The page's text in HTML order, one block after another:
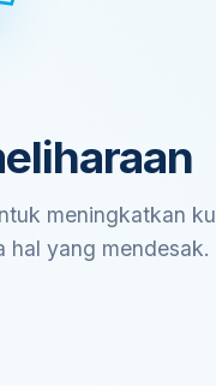
meningkatkan
hal yang mendesak.